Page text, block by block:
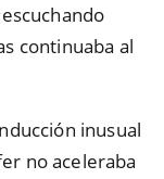
continuaba al
inusual
no aceleraba